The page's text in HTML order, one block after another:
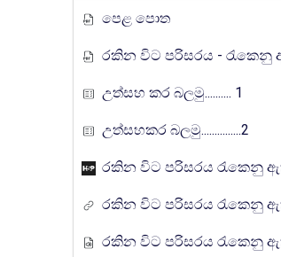
පෙළ පොත
රකින විට පරිසරය - රැකෙනු ඇත අප
උත්සහ කර බලමු.......... 1
උත්සහකර බලමු...............2
රකින විට පරිසරය රැකෙනු ඇත අප සැම -
රකින විට පරිසරය රැකෙනු ඇත අප සැම (ඌව ගුරුගෙදර රේඩියෝ පාඩම්
රකින විට පරිසරය රැකෙනු ඇත අප සැම ට නව සම්පතක් එක්